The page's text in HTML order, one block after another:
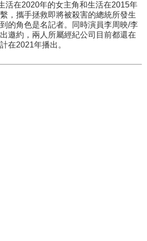
活在2020年的女主角和生活在2015年
，攜手拯救即將被殺害的總統所發生
的角色是名記者。同時演員李周映/李
邀約，兩人所屬經紀公司目前都還在
在2021年播出。